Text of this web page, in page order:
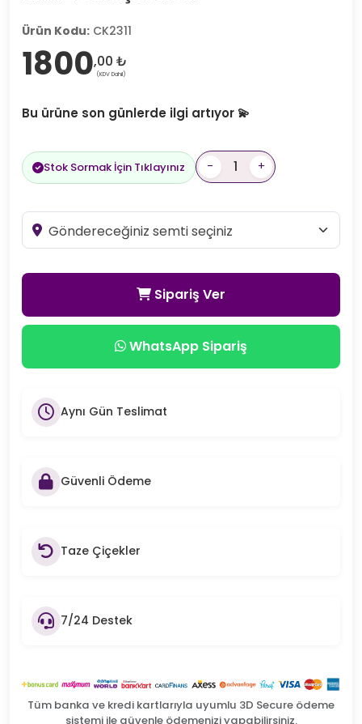
Ürün Kodu: CK2311
1800,00 ₺
(KDV Dahil)
Bu ürüne son günlerde ilgi artıyor 💫
Stok Sormak İçin Tıklayınız - +
Sipariş Ver
WhatsApp Sipariş
Aynı Gün Teslimat
Güvenli Ödeme
Taze Çiçekler
7/24 Destek
Tüm banka ve kredi kartlarıyla uyumlu 3D Secure ödeme
sistemi ile güvenle ödemenizi yapabilirsiniz.